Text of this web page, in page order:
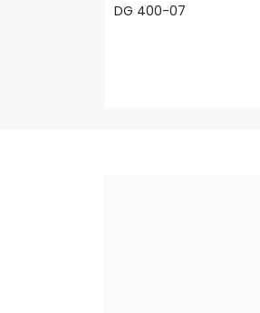
DG 400-07